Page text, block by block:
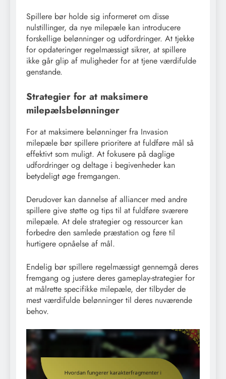
Spillere bør holde sig informeret om disse
nulstillinger, da nye milepæle kan introducere
forskellige belønninger og udfordringer. At tjekke
for opdateringer regelmæssigt sikrer, at spillere
ikke går glip af muligheder for at tjene værdifulde
genstande.
Strategier for at maksimere
milepælsbelønninger
For at maksimere belønninger fra Invasion
milepæle bør spillere prioritere at fuldføre mål så
effektivt som muligt. At fokusere på daglige
udfordringer og deltage i begivenheder kan
betydeligt øge fremgangen.
Derudover kan dannelse af alliancer med andre
spillere give støtte og tips til at fuldføre sværere
milepæle. At dele strategier og ressourcer kan
forbedre den samlede præstation og føre til
hurtigere opnåelse af mål.
Endelig bør spillere regelmæssigt gennemgå deres
fremgang og justere deres gameplay-strategier for
at målrette specifikke milepæle, der tilbyder de
mest værdifulde belønninger til deres nuværende
behov.